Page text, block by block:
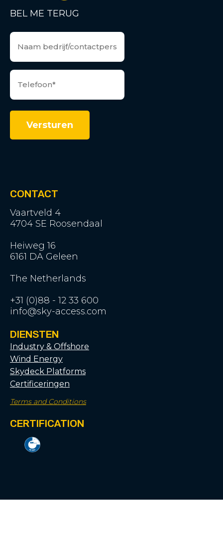
BEL ME TERUG
CONTACT
Vaartveld 4
4704 SE Roosendaal
Heiweg 16
6161 DA Geleen
The Netherlands
+31 (0)88 - 12 33 600
info@sky-access.com
DIENSTEN
Industry & Offshore
Wind Energy
Skydeck Platforms
Certificeringen
Terms and Conditions
CERTIFICATION